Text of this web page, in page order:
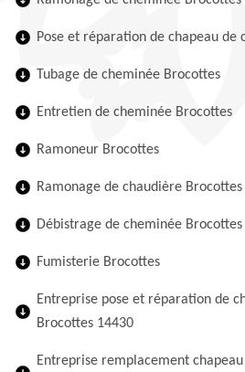
Pose et réparation de chapeau de
Tubage de cheminée Brocottes
Entretien de cheminée Brocottes
Ramoneur Brocottes
Ramonage de chaudière Brocottes
Débistrage de cheminée Brocottes
Fumisterie Brocottes
Entreprise pose et réparation de
Brocottes 14430
Entreprise remplacement